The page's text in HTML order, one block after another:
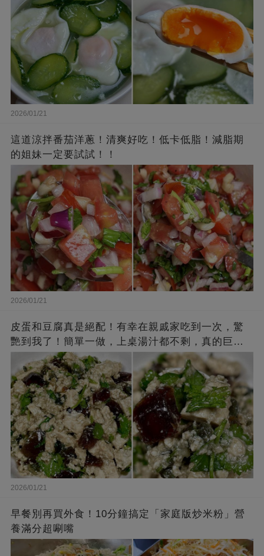
2026/01/21
這道涼拌番茄洋蔥！清爽好吃！低卡低脂！減脂期
的姐妹一定要試試！！
2026/01/21
皮蛋和豆腐真是絕配！有幸在親戚家吃到一次，驚
艷到我了！簡單一做，上桌湯汁都不剩，真的巨下
2026/01/21
早餐別再買外食！10分鐘搞定「家庭版炒米粉」營
養滿分超唰嘴